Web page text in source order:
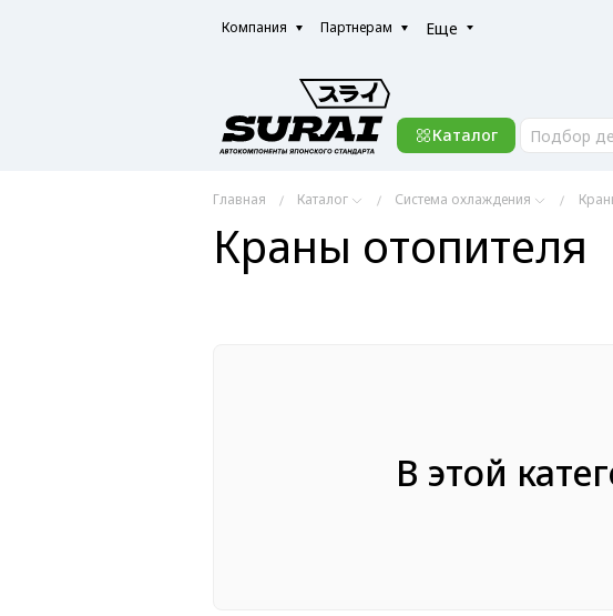
Компания Партнерам Еще
Каталог
Главная Каталог Система охлаждения
Краны отопителя
В этой